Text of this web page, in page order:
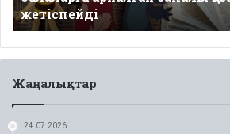
жетіспейді
жетіспейді
Жаңалықтар
24.07.2026